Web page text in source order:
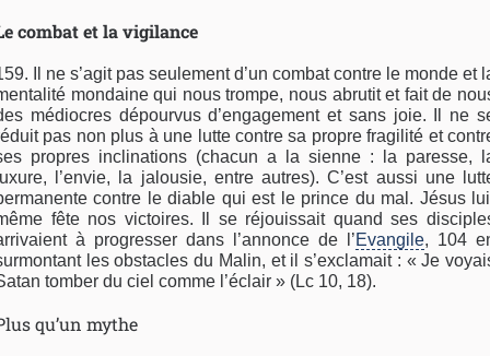
combat et la vigilance
Il ne s’agit pas seulement d’un combat contre le monde et
mondaine qui nous trompe, nous abrutit et fait de
médiocres dépourvus d’engagement et sans joie. Il ne
pas non plus à une lutte contre sa propre fragilité et
propres inclinations (chacun a la sienne : la paresse,
l’envie, la jalousie, entre autres). C’est aussi une
contre le diable qui est le prince du mal. Jésus
fête nos victoires. Il se réjouissait quand ses
à progresser dans l’annonce de l’Evangile, 104
les obstacles du Malin, et il s’exclamait : « Je
tomber du ciel comme l’éclair » (Lc 10, 18).
qu’un mythe